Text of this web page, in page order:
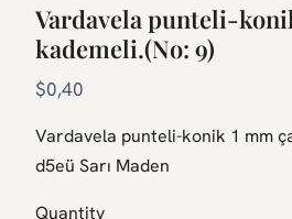
Vardavela punteli-
kademeli.(No: 9)
N
w
$0,40
Vardavela punteli-konik 1 mm
d5eü Sarı Maden
Quantity